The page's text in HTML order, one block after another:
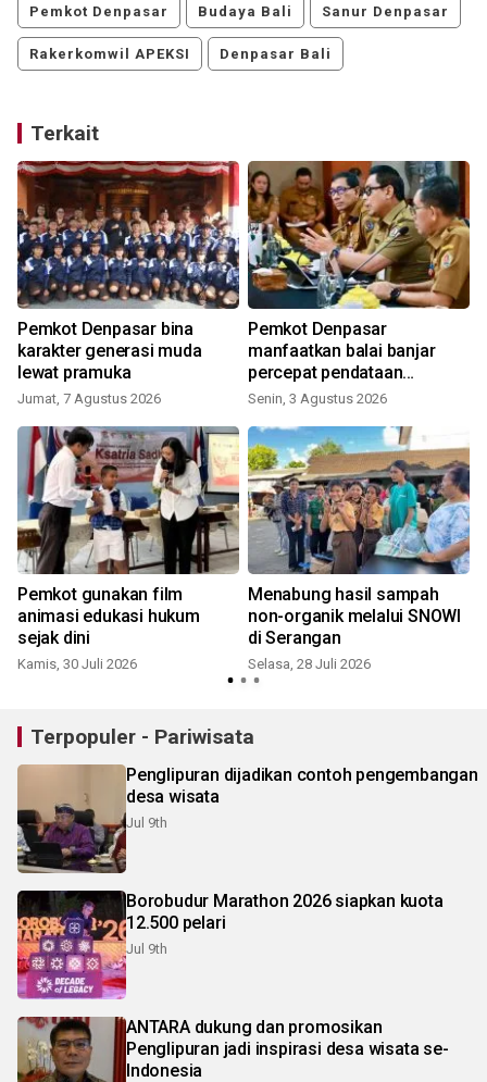
Pemkot Denpasar Budaya Bali Sanur Denpasar
Rakerkomwil APEKSI Denpasar Bali
Terkait
Pemkot Denpasar bina
karakter generasi muda
lewat pramuka
Jumat, 7 Agustus 2026
Pemkot Denpasar
manfaatkan balai banjar
percepat pendataan
Perlinsos
Senin, 3 Agustus 2026
Pemkot gunakan film
animasi edukasi hukum
sejak dini
Kamis, 30 Juli 2026
Menabung hasil sampah
non-organik melalui SNOWI
di Serangan
Selasa, 28 Juli 2026
Terpopuler - Pariwisata
Penglipuran dijadikan contoh pengembangan
desa wisata
Jul 9th
Borobudur Marathon 2026 siapkan kuota
12.500 pelari
Jul 9th
ANTARA dukung dan promosikan
Penglipuran jadi inspirasi desa wisata se-
Indonesia